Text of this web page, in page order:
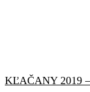
KĽAČANY 2019